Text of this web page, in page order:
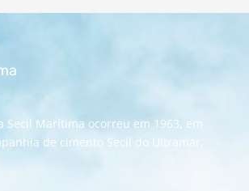
Secil Marítima ocorreu em 1963, em
de cimento Secil do Ultramar,